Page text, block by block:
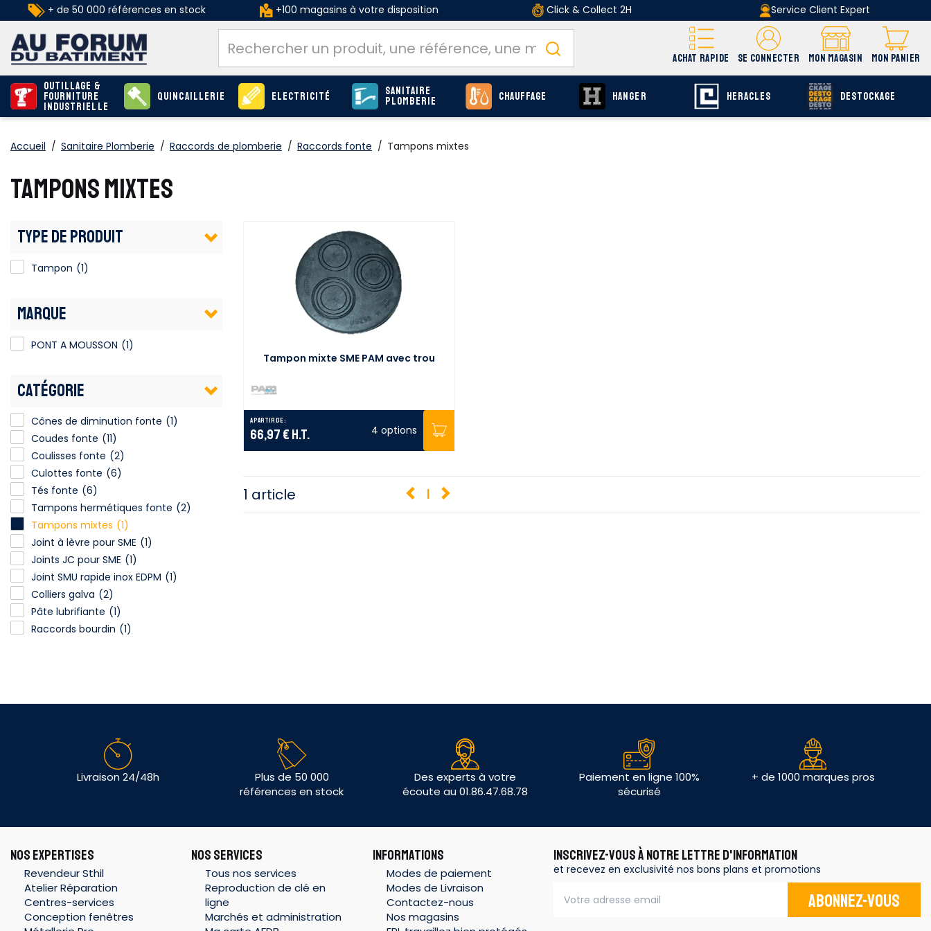
+ de 50 000 références en stock +100 magasins à votre disposition Click & Collect 2H Service Client Expert
ACHAT RAPIDE SE CONNECTER MON MAGASIN MON PANIER
Outillage &
Fourniture
industrielle
Quincaillerie Electricité Sanitaire
Plomberie Chauffage HANGER HERACLES DESTOCKAGE
Accueil / Sanitaire Plomberie / Raccords de plomberie / Raccords fonte / Tampons mixtes
TAMPONS MIXTES
TYPE DE PRODUIT
Tampon (1)
MARQUE
PONT A MOUSSON (1)
CATÉGORIE
Cônes de diminution fonte (1)
Coudes fonte (11)
Coulisses fonte (2)
Culottes fonte (6)
Tés fonte (6)
Tampons hermétiques fonte (2)
Tampons mixtes (1)
Joint à lèvre pour SME (1)
Joints JC pour SME (1)
Joint SMU rapide inox EDPM (1)
Colliers galva (2)
Pâte lubrifiante (1)
Raccords bourdin (1)
Tampon mixte SME PAM avec trou
A partir de :
66,97 € H.T. 4 options
1 article 1
Livraison 24/48h
Plus de 50 000
références en stock
Des experts à votre
écoute au 01.86.47.68.78
Paiement en ligne 100%
sécurisé
+ de 1000 marques pros
NOS EXPERTISES
Revendeur Sthil
Atelier Réparation
Centres-services
Conception fenêtres
NOS SERVICES
Tous nos services
Reproduction de clé en
ligne
Marchés et administration
INFORMATIONS
Modes de paiement
Modes de Livraison
Contactez-nous
Nos magasins
INSCRIVEZ-VOUS À NOTRE LETTRE D'INFORMATION
et recevez en exclusivité nos bons plans et promotions
Abonnez-vous